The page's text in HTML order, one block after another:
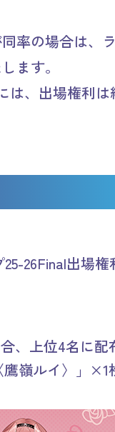
率の場合は、
ます。
は、出場権利は
26Final出場権
、上位4名に配
鷹嶺ルイ〉」